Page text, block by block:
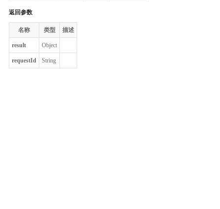
返回参数
名称 类型 描述
result Object
requestId String